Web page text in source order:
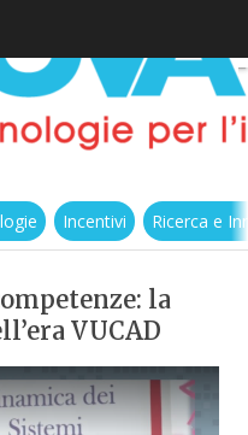
Incentivi Ricerca e
la
VUCAD